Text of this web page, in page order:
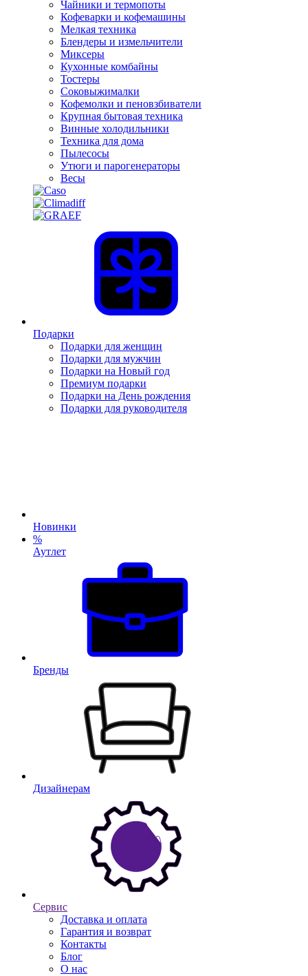
Чайники и термопоты
Кофеварки и кофемашины
Мелкая техника
Блендеры и измельчители
Миксеры
Кухонные комбайны
Тостеры
Соковыжималки
Кофемолки и пеновзбиватели
Крупная бытовая техника
Винные холодильники
Техника для дома
Пылесосы
Утюги и парогенераторы
Весы
Подарки
Подарки для женщин
Подарки для мужчин
Подарки на Новый год
Премиум подарки
Подарки на День рождения
Подарки для руководителя
Новинки
%
Аутлет
Бренды
Дизайнерам
Сервис
Доставка и оплата
Гарантия и возврат
Контакты
Блог
О нас